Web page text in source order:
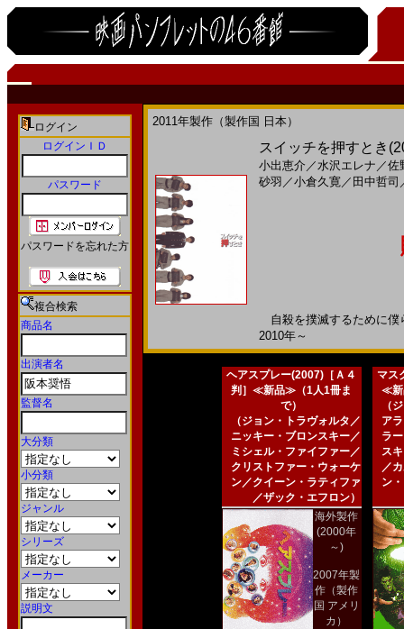
ログイン
ログインＩＤ
パスワード
パスワードを忘れた方
複合検索
商品名
出演者名
監督名
大分類
小分類
ジャンル
シリーズ
メーカー
説明文
2011年製作（製作国 日本）
スイッチを押すとき
小出恵介 ／水沢エレナ ／佐
砂羽 ／小倉久寛／ 田中哲司
自殺を撲滅するために
2010年～
ヘアスプレー(2007)［Ａ４
判］≪新品≫（1人1冊ま
で）
（ジョン・トラヴォルタ／
ニッキー・ブロンスキー／
ミシェル・ファイファー／
クリストファー・ウォーケ
ン／クイーン・ラティファ
／ザック・エフロン）
海外製作
(2000年
～)
2007年製
作（製作
国 アメリ
カ）
マス
≪新
（
ア
ラ
ス
／
ン